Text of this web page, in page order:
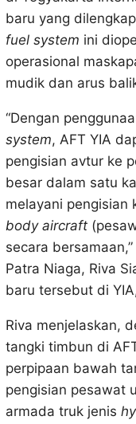
baru yang
fuel system ini
operasional
mudik dan arus
“Dengan
system, AFT YIA
pengisian avtur ke
besar dalam satu
melayani pengisian
body aircraft
secara
Patra Niaga, Riva
baru tersebut di
Riva menjelaskan,
tangki timbun di
perpipaan bawah
pengisian pesawat
armada truk jenis